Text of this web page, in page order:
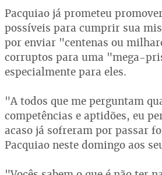
Pacquiao já prometeu
possíveis para cumprir sua
por enviar "centenas ou
corruptos para uma "mega-
especialmente para eles.
"A todos que me perguntam
competências e aptidões, eu
acaso já sofreram por passar
Pacquiao neste domingo aos